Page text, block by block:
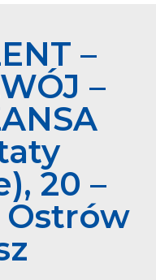
–
–
20 –
Ostrów